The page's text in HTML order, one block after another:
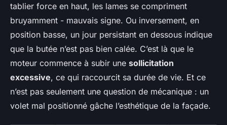
tablier force en haut, les lames se compriment
bruyamment - mauvais signe. Ou inversement, en
position basse, un jour persistant en dessous indique
que la butée n’est pas bien calée. C’est là que le
moteur commence à subir une sollicitation
excessive, ce qui raccourcit sa durée de vie. Et ce
n’est pas seulement une question de mécanique : un
volet mal positionné gâche l’esthétique de la façade.